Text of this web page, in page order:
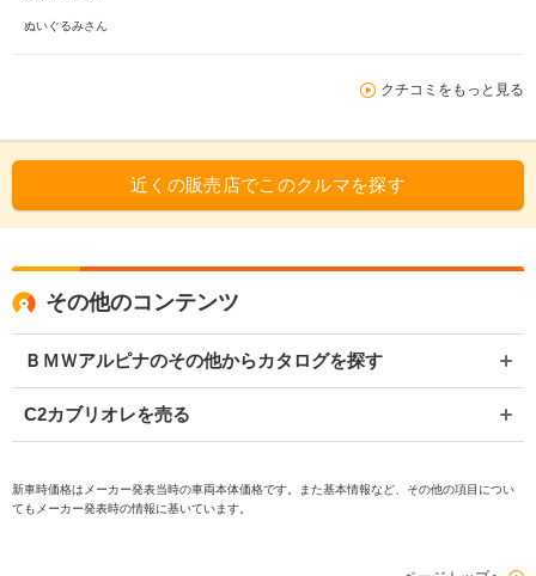
ぬいぐるみさん
クチコミをもっと見る
近くの販売店でこのクルマを探す
その他のコンテンツ
ＢＭＷアルピナのその他からカタログを探す
C2カブリオレを売る
新車時価格はメーカー発表当時の車両本体価格です。また基本情報など、その他の項目につい
てもメーカー発表時の情報に基いています。